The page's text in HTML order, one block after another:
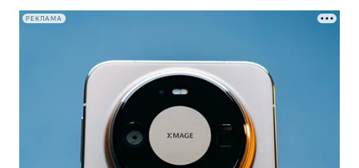
РЕКЛАМА